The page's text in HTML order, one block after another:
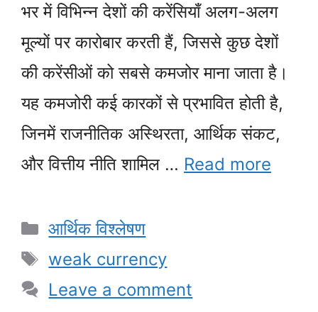
भर में विभिन्न देशों की करेंसियाँ अलग-अलग
मूल्यों पर कारोबार करती हैं, जिससे कुछ देशों
की करेंसीओं को सबसे कमजोर माना जाता है।
यह कमजोरी कई कारकों से प्रभावित होती है,
जिनमें राजनीतिक अस्थिरता, आर्थिक संकट,
और वित्तीय नीति शामिल … Read more
Categories
आर्थिक विश्लेषण
Tags
weak currency
Leave a comment